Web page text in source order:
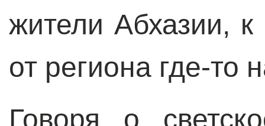
жители Абхазии, к
от региона где-то
Говоря о